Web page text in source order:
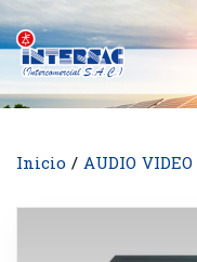
Inicio /AUDIO VIDEO